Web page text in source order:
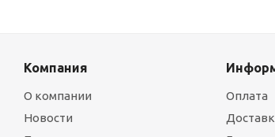
Компания
О компании
Новости
Оплата